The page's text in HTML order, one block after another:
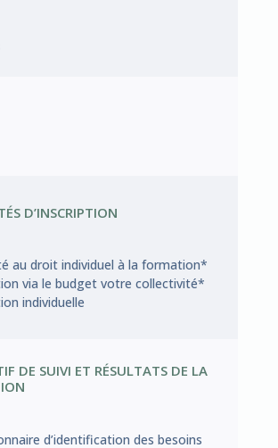
D’INSCRIPTION
au droit individuel à la formation*
via le budget votre collectivité*
individuelle
DE SUIVI ET RÉSULTATS DE LA
d’identification des besoins